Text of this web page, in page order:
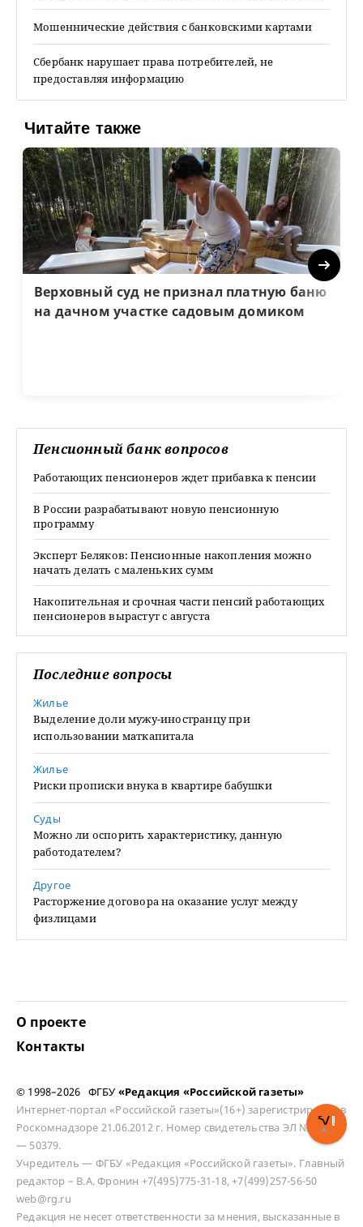
Мошеннические действия с банковскими картами
Сбербанк нарушает права потребителей, не
предоставляя информацию
Читайте также
Верховный суд не признал платную баню
на дачном участке садовым домиком
Next
Пенсионный банк вопросов
Работающих пенсионеров ждет прибавка к пенсии
В России разрабатывают новую пенсионную
программу
Эксперт Беляков: Пенсионные накопления можно
начать делать с маленьких сумм
Накопительная и срочная части пенсий работающих
пенсионеров вырастут с августа
Последние вопросы
Жилье
Выделение доли мужу-иностранцу при
использовании маткапитала
Жилье
Риски прописки внука в квартире бабушки
Суды
Можно ли оспорить характеристику, данную
работодателем?
Другое
Расторжение договора на оказание услуг между
физлицами
О проекте
Контакты
© 1998–2026 ФГБУ «Редакция «Российской газеты»
Интернет-портал «Российской газеты»(16+) зарегистрирован в
Роскомнадзоре 21.06.2012 г. Номер свидетельства ЭЛ № ФС 77
— 50379.
Учредитель — ФГБУ «Редакция «Российской газеты». Главный
редактор – В.А. Фронин +7(495)775-31-18, +7(499)257-56-50
web@rg.ru
Редакция не несет ответственности за мнения, высказанные в